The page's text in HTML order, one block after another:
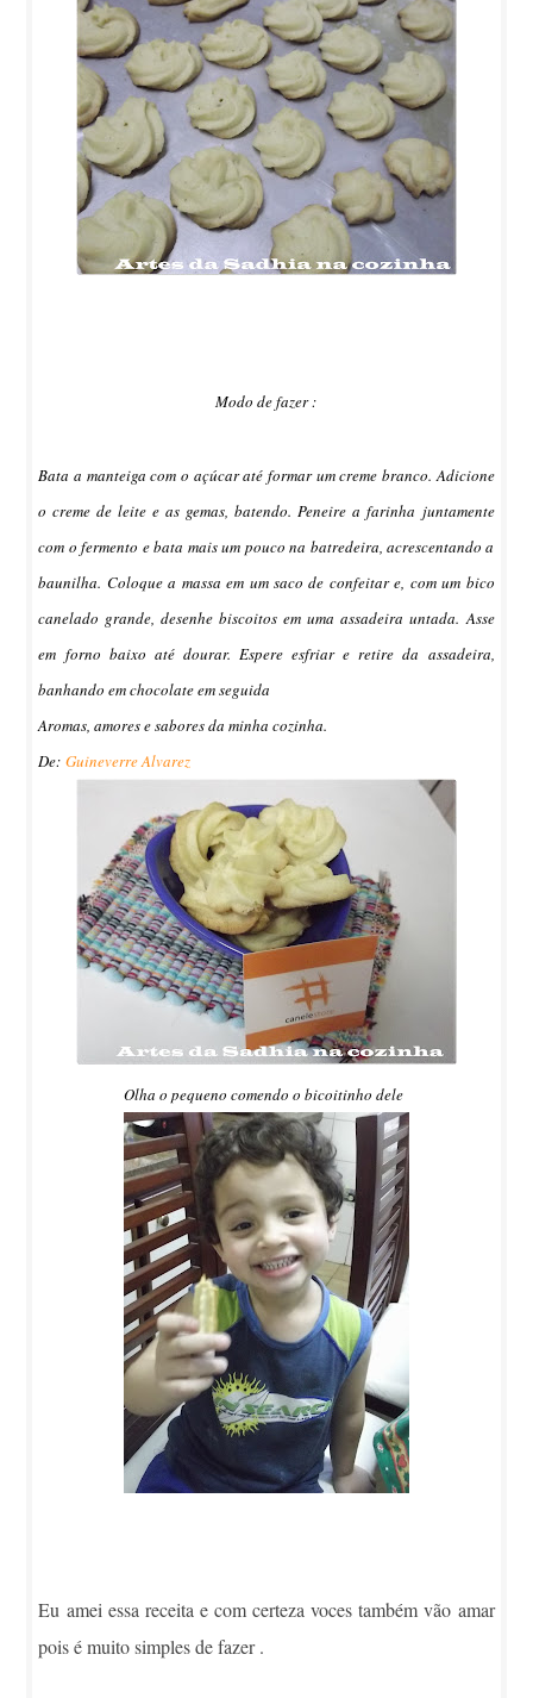
Modo de fazer :
Bata a manteiga com o açúcar até formar um creme branco. Adicione
o creme de leite e as gemas, batendo. Peneire a farinha juntamente
com o fermento e bata mais um pouco na batredeira, acrescentando a
baunilha. Coloque a massa em um saco de confeitar e, com um bico
canelado grande, desenhe biscoitos em uma assadeira untada. Asse
em forno baixo até dourar. Espere esfriar e retire da assadeira,
banhando em chocolate em seguida
Aromas, amores e sabores da minha cozinha.
De:Guineverre Alvarez
Olha o pequeno comendo o bicoitinho dele
Eu amei essa receita e com certeza voces também vão amar
pois é muito simples de fazer .